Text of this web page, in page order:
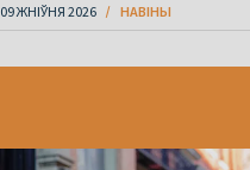
09 ЖНІЎНЯ 2026 НАВІНЫ